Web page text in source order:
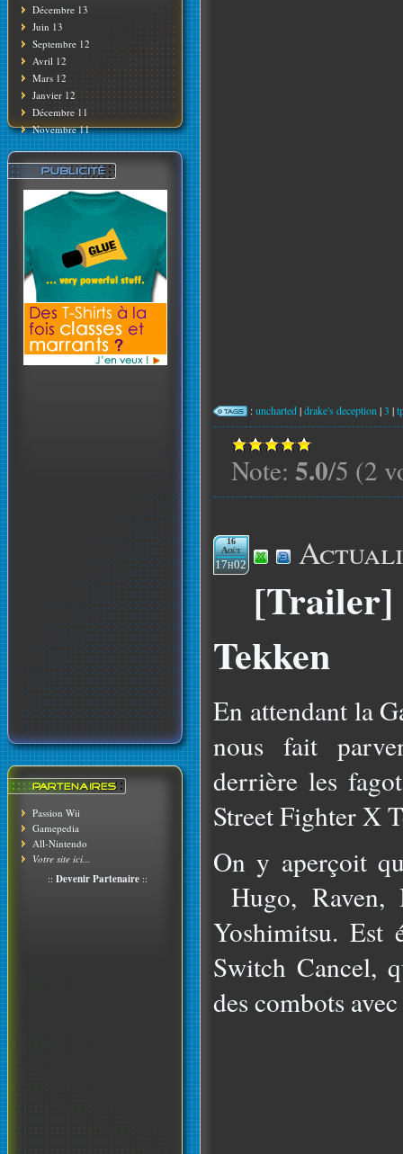
Décembre 13
Juin 13
Septembre 12
Avril 12
Mars 12
Janvier 12
Décembre 11
Novembre 11
Passion Wii
Gamepedia
All-Nintendo
Votre site ici...
:: Devenir Partenaire ::
:uncharted|drake's deception |3 |
Note: 5.0/5 (2
16
Août
17h02
[Trailer]
Tekken
En attendant la
nous fait
derrière les
Street Fighter X
On y aperçoit
Hugo,
Yoshimitsu. Est
Switch Cancel,
des combots